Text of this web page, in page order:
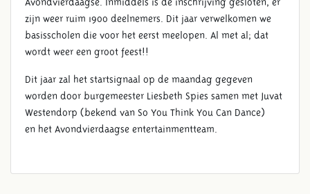
zijn weer ruim 1900 deelnemers. Dit jaar verwelkomen we
basisscholen die voor het eerst meelopen. Al met al; dat
wordt weer een groot feest!!
Dit jaar zal het startsignaal op de maandag gegeven
worden door burgemeester Liesbeth Spies samen met Juvat
Westendorp (bekend van So You Think You Can Dance)
en het Avondvierdaagse entertainmentteam.